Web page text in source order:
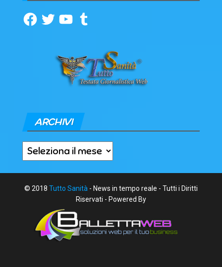
Facebook
TwitterYouTubeTumblr
ARCHIVI
Archivi
© 2018 Tutto Sanità - News in tempo reale - Tutti i Diritti
Riservati - Powered By